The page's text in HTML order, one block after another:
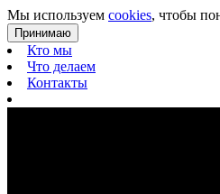
Мы используем cookies, чтобы
Принимаю
Кто мы
Что делаем
Контакты